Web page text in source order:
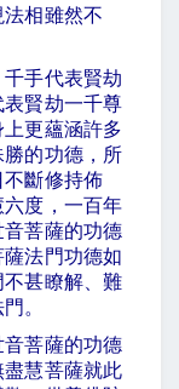
相雖然不
手代表賢劫
賢劫一千尊
更蘊涵許多
的功德，所
不斷修持佈
度，一百年
菩薩的功德
法門功德如
甚瞭解、難
。
菩薩的功德
慧菩薩就此